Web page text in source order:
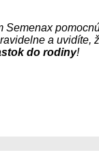
a uvidíte,
do rodiny!